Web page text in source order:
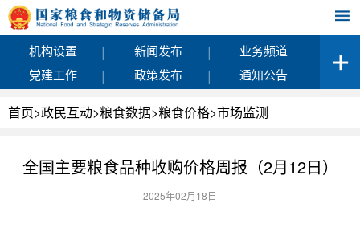
机构设置 | 新闻发布 |
业务频道
党建工作
| 政策发布 | 通知公告
首页>政民互动>粮食数据>粮食价格>市场监测
全国主要粮食品种收购价格周报（2月12日）
2025年02月18日